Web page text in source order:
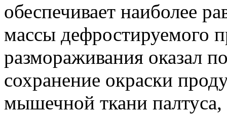
обеспечивает наиболее
массы дефростируемого
размораживания оказал
сохранение окраски
мышечной ткани